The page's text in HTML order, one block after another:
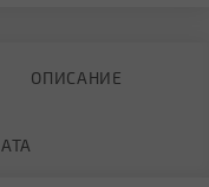
ОПИСАНИЕ